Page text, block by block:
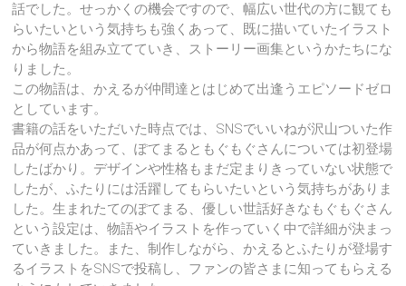
話でした。せっかくの機会ですので、幅広い世代の方に観ても
らいたいという気持ちも強くあって、既に描いていたイラスト
から物語を組み立てていき、ストーリー画集というかたちにな
りました。
この物語は、かえるが仲間達とはじめて出逢うエピソードゼロ
としています。
書籍の話をいただいた時点では、SNSでいいねが沢山ついた作
品が何点かあって、ぽてまるともぐもぐさんについては初登場
したばかり。デザインや性格もまだ定まりきっていない状態で
したが、ふたりには活躍してもらいたいという気持ちがありま
した。生まれたてのぽてまる、優しい世話好きなもぐもぐさん
という設定は、物語やイラストを作っていく中で詳細が決まっ
ていきました。また、制作しながら、かえるとふたりが登場す
るイラストをSNSで投稿し、ファンの皆さまに知ってもらえる